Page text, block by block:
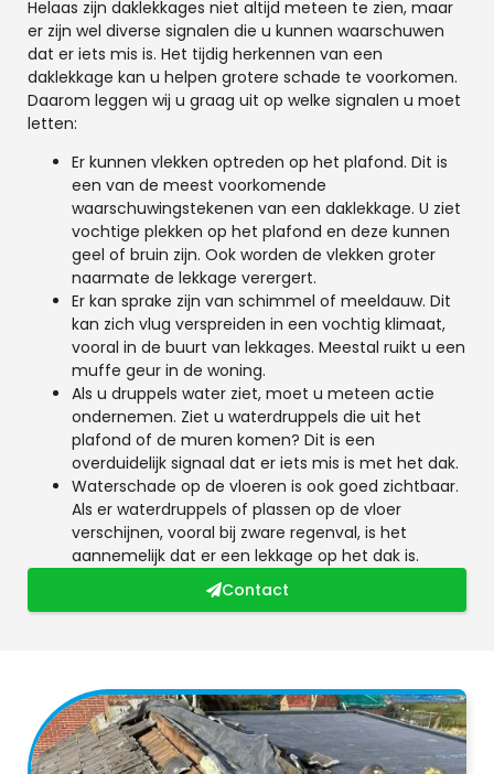
Helaas zijn daklekkages niet altijd meteen te zien, maar
er zijn wel diverse signalen die u kunnen waarschuwen
dat er iets mis is. Het tijdig herkennen van een
daklekkage kan u helpen grotere schade te voorkomen.
Daarom leggen wij u graag uit op welke signalen u moet
letten:
Er kunnen vlekken optreden op het plafond. Dit is
een van de meest voorkomende
waarschuwingstekenen van een daklekkage. U ziet
vochtige plekken op het plafond en deze kunnen
geel of bruin zijn. Ook worden de vlekken groter
naarmate de lekkage verergert.
Er kan sprake zijn van schimmel of meeldauw. Dit
kan zich vlug verspreiden in een vochtig klimaat,
vooral in de buurt van lekkages. Meestal ruikt u een
muffe geur in de woning.
Als u druppels water ziet, moet u meteen actie
ondernemen. Ziet u waterdruppels die uit het
plafond of de muren komen? Dit is een
overduidelijk signaal dat er iets mis is met het dak.
Waterschade op de vloeren is ook goed zichtbaar.
Als er waterdruppels of plassen op de vloer
verschijnen, vooral bij zware regenval, is het
aannemelijk dat er een lekkage op het dak is.
Contact